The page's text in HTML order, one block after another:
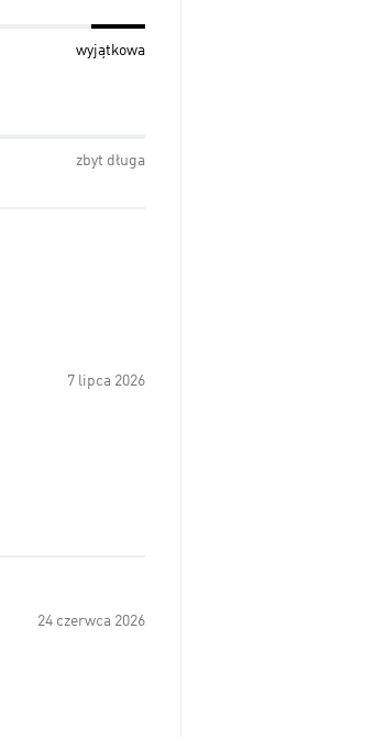
wyjątkowa
zbyt długa
7 lipca 2026
24 czerwca 2026